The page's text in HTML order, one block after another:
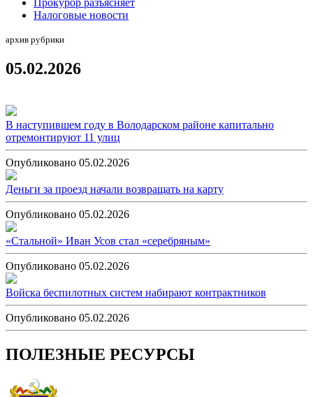
Прокурор разъясняет
Налоговые новости
архив рубрики
05.02.2026
В наступившем году в Володарском районе капитально
отремонтируют 11 улиц
Опубликовано 05.02.2026
Деньги за проезд начали возвращать на карту
Опубликовано 05.02.2026
«Стальной» Иван Усов стал «серебряным»
Опубликовано 05.02.2026
Войска беспилотных систем набирают контрактников
Опубликовано 05.02.2026
ПОЛЕЗНЫЕ РЕСУРСЫ